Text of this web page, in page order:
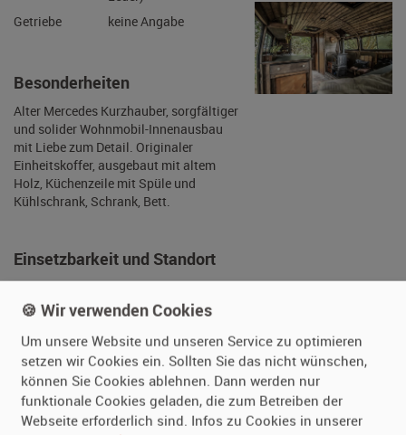
Interieur
braun (Material:
Besonderheiten
Alter Mercedes Kurzhauber, sorgfältiger
und solider Wohnmobil-Innenausbau
mit Liebe zum Detail. Originaler
Kühlschrank, Schrank, Bett.
Zustand
kleinere bis
mittlere
Gebrauchsspuren
🍪 Wir verwenden Cookies
Um unsere Website und unseren Service zu optimieren
setzen wir Cookies ein. Sollten Sie das nicht wünschen,
können Sie Cookies ablehnen. Dann werden nur
funktionale Cookies geladen, die zum Betreiben der
Webseite erforderlich sind. Infos zu Cookies in unserer